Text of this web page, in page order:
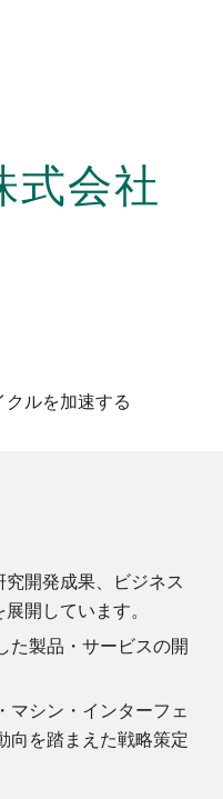
式会社
ルを加速する
開発成果、ビジネス
開しています。
た製品・サービスの開
マシン・インターフェ
向を踏まえた戦略策定